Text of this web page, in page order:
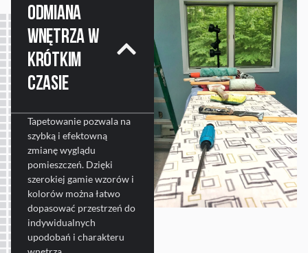
Odmiana
wnętrza w
krótkim
czasie
Tapetowanie pozwala na
szybką i efektowną
zmianę wyglądu
pomieszczeń. Dzięki
szerokiej gamie wzorów i
kolorów można łatwo
dopasować przestrzeń do
indywidualnych
upodobań i charakteru